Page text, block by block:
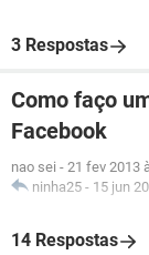
3 Respostas
Como faço
Facebook
nao sei - 21 fev 2013
ninha25 - 15 jun
14 Respostas